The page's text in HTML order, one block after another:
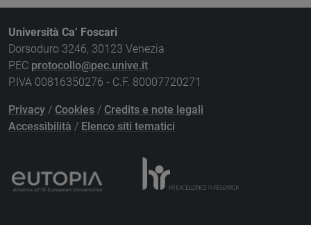
Università Ca’ Foscari
Dorsoduro 3246, 30123 Venezia
PEC protocollo@pec.unive.it
P.IVA 00816350276 - C.F. 80007720271
Privacy / Cookies / Credits e note legali
Accessibilità / Elenco siti tematici